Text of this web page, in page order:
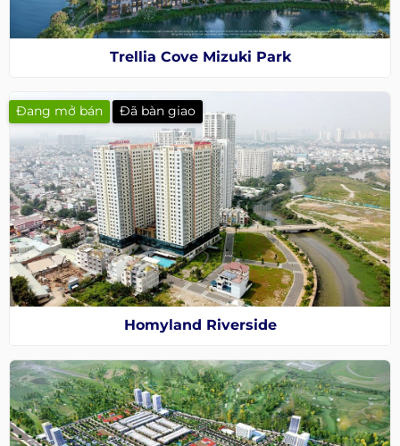
Trellia Cove Mizuki Park
Đang mở bán Đã bàn giao
Homyland Riverside